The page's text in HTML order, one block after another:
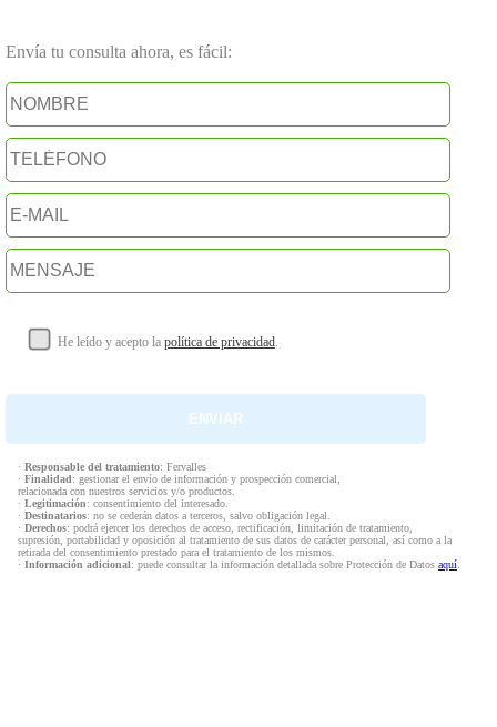
Envía tu consulta ahora, es fácil:
He leído y acepto la política de privacidad.
· Responsable del tratamiento: Fervalles
· Finalidad: gestionar el envío de información y prospección comercial,
relacionada con nuestros servicios y/o productos.
· Legitimación: consentimiento del interesado.
· Destinatarios: no se cederán datos a terceros, salvo obligación legal.
· Derechos: podrá ejercer los derechos de acceso, rectificación, limitación de tratamiento,
supresión, portabilidad y oposición al tratamiento de sus datos de carácter personal, así como a la
retirada del consentimiento prestado para el tratamiento de los mismos.
· Información adicional: puede consultar la información detallada sobre Protección de Datos aquí.